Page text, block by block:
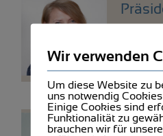
E-
076
Ruedi
Wir verwenden
Um diese Website zu
uns notwendig
Einige Cookies sind
Funktionalität zu
brauchen wir für